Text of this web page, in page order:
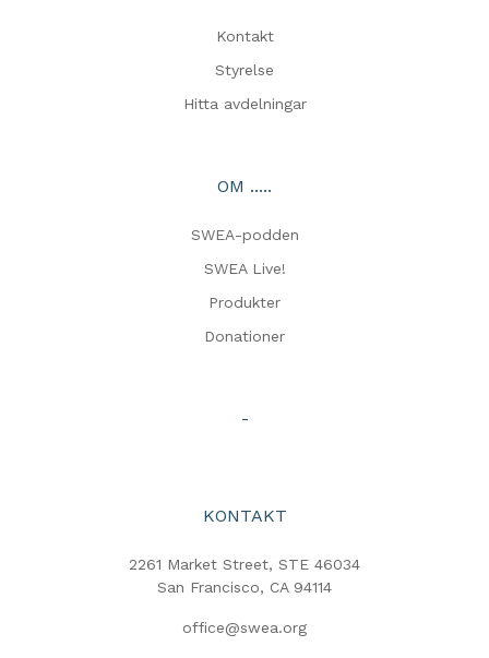
Kontakt
Styrelse
Hitta avdelningar
OM .....
SWEA-podden
SWEA Live!
Produkter
Donationer
-
KONTAKT
2261 Market Street, STE 46034
San Francisco, CA 94114
office@swea.org